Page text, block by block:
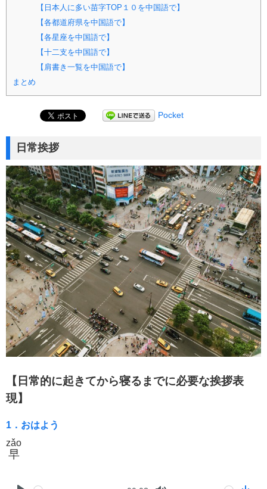
【日本人に多い苗字TOP１０を中国語で】
【各都道府県を中国語で】
【各星座を中国語で】
【十二支を中国語で】
【肩書き一覧を中国語で】
まとめ
Pocket
日常挨拶
【日常的に起きてから寝るまでに必要な挨拶表
現】
1．おはよう
早
zǎo